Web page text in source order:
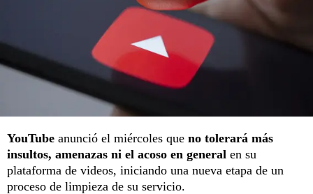
YouTube anunció el miércoles que no tolerará más
insultos, amenazas ni el acoso en general en su
plataforma de videos, iniciando una nueva etapa de un
proceso de limpieza de su servicio.